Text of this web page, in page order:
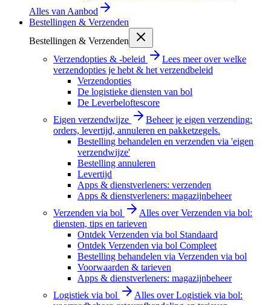
Alles van Aanbod
Bestellingen & Verzenden
Bestellingen & Verzenden
Verzendopties & -beleid
Lees meer over welke
verzendopties je hebt & het verzendbeleid
Verzendopties
De logistieke diensten van bol
De Leverbeloftescore
Eigen verzendwijze
Beheer je eigen verzending:
orders, levertijd, annuleren en pakketzegels.
Bestelling behandelen en verzenden via 'eigen
verzendwijze'
Bestelling annuleren
Levertijd
Apps & dienstverleners: verzenden
Apps & dienstverleners: magazijnbeheer
Verzenden via bol
Alles over Verzenden via bol:
diensten, tips en tarieven
Ontdek Verzenden via bol Standaard
Ontdek Verzenden via bol Compleet
Bestelling behandelen via Verzenden via bol
Voorwaarden & tarieven
Apps & dienstverleners: magazijnbeheer
Logistiek via bol
Alles over Logistiek via bol: